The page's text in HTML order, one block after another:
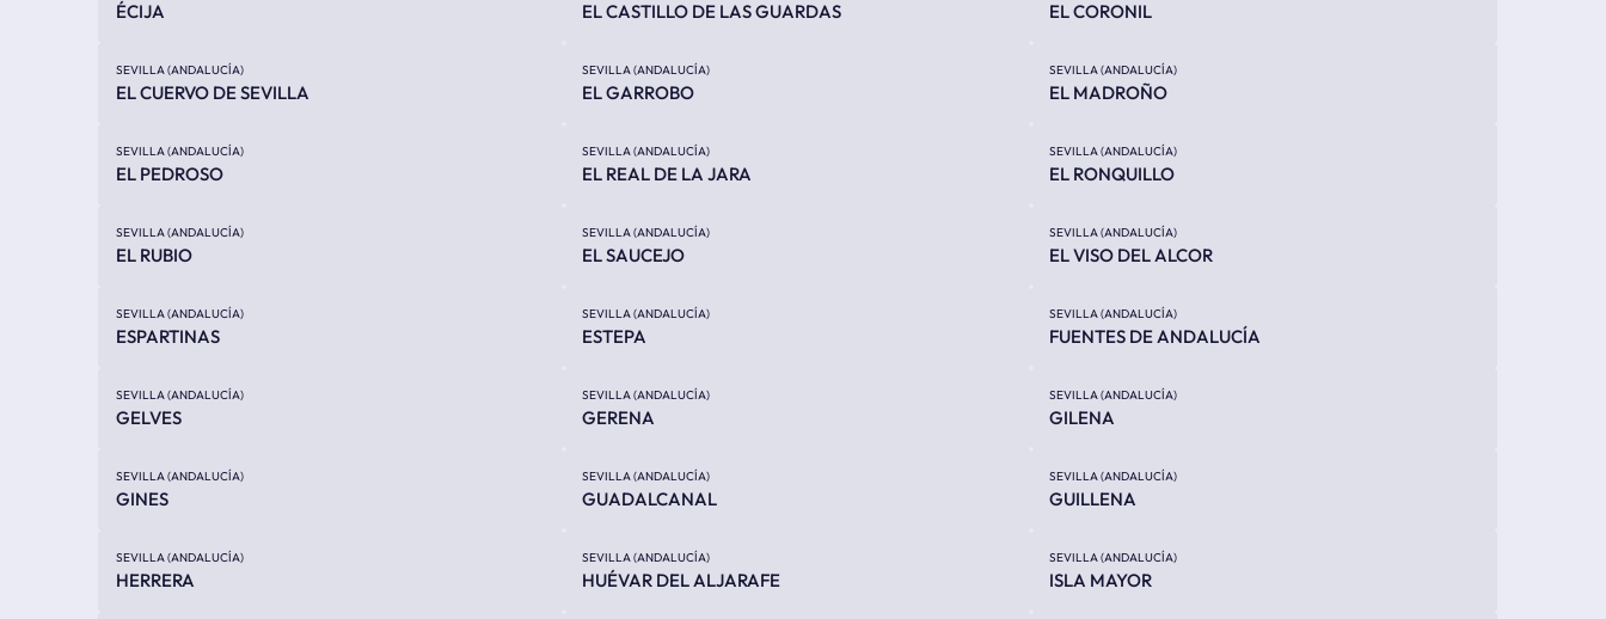
ÉCIJA EL CASTILLO DE LAS GUARDAS EL CORONIL
SEVILLA (ANDALUCÍA)
EL CUERVO DE SEVILLA
SEVILLA (ANDALUCÍA)
EL GARROBO
SEVILLA (ANDALUCÍA)
EL MADROÑO
SEVILLA (ANDALUCÍA)
EL PEDROSO
SEVILLA (ANDALUCÍA)
EL REAL DE LA JARA
SEVILLA (ANDALUCÍA)
EL RONQUILLO
SEVILLA (ANDALUCÍA)
EL RUBIO
SEVILLA (ANDALUCÍA)
EL SAUCEJO
SEVILLA (ANDALUCÍA)
EL VISO DEL ALCOR
SEVILLA (ANDALUCÍA)
ESPARTINAS
SEVILLA (ANDALUCÍA)
ESTEPA
SEVILLA (ANDALUCÍA)
FUENTES DE ANDALUCÍA
SEVILLA (ANDALUCÍA)
GELVES
SEVILLA (ANDALUCÍA)
GERENA
SEVILLA (ANDALUCÍA)
GILENA
SEVILLA (ANDALUCÍA)
GINES
SEVILLA (ANDALUCÍA)
GUADALCANAL
SEVILLA (ANDALUCÍA)
GUILLENA
SEVILLA (ANDALUCÍA)
HERRERA
SEVILLA (ANDALUCÍA)
HUÉVAR DEL ALJARAFE
SEVILLA (ANDALUCÍA)
ISLA MAYOR